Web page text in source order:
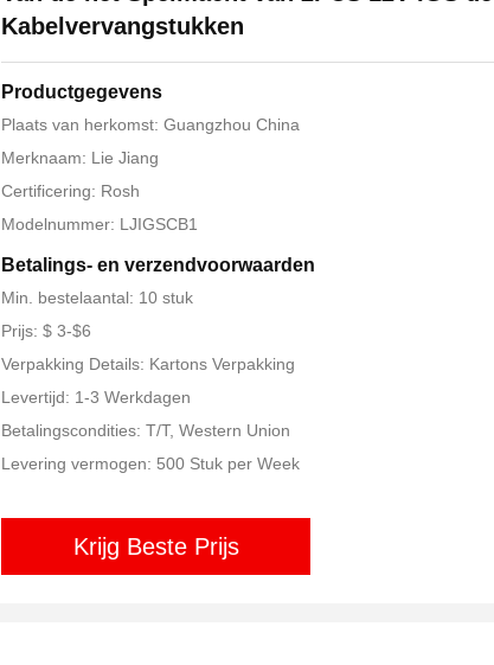
Kabelvervangstukken
Productgegevens
Plaats van herkomst: Guangzhou China
Merknaam: Lie Jiang
Certificering: Rosh
Modelnummer: LJIGSCB1
Betalings- en verzendvoorwaarden
Min. bestelaantal: 10 stuk
Prijs: $ 3-$6
Verpakking Details: Kartons Verpakking
Levertijd: 1-3 Werkdagen
Betalingscondities: T/T, Western Union
Levering vermogen: 500 Stuk per Week
Krijg Beste Prijs